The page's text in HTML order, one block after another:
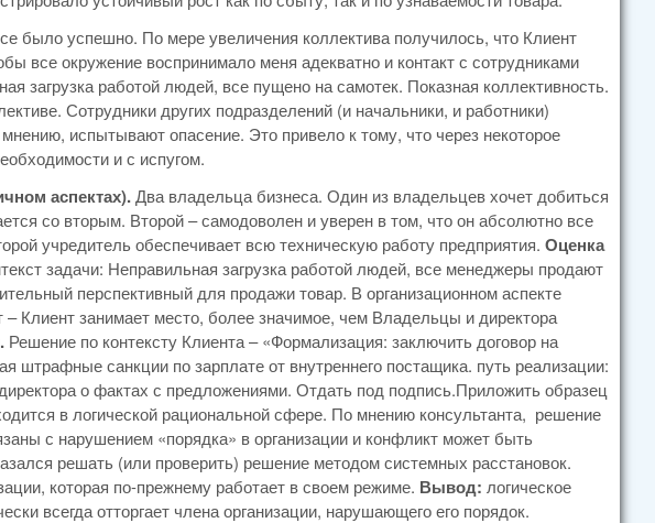
было успешно. По мере увеличения коллектива получилось, что Клиент
все окружение воспринимало меня адекватно и контакт с сотрудниками
загрузка работой людей, все пущено на самотек. Показная коллективность.
Сотрудники других подразделений (и начальники, и работники)
испытывают опасение. Это привело к тому, что через некоторое
и с испугом.
аспектах).Два владельца бизнеса. Один из владельцев хочет добиться
со вторым. Второй – самодоволен и уверен в том, что он абсолютно все
учредитель обеспечивает всю техническую работу предприятия. Оценка
задачи: Неправильная загрузка работой людей, все менеджеры продают
перспективный для продажи товар. В организационном аспекте
Клиент занимает место, более значимое, чем Владельцы и директора
Решение по контексту Клиента – «Формализация: заключить договор на
штрафные санкции по зарплате от внутреннего постащика. путь реализации:
о фактах с предложениями. Отдать под подпись.Приложить образец
в логической рациональной сфере. По мнению консультанта, решение
с нарушением «порядка» в организации и конфликт может быть
решать (или проверить) решение методом системных расстановок.
которая по-прежнему работает в своем режиме. Вывод: логическое
всегда отторгает члена организации, нарушающего его порядок.